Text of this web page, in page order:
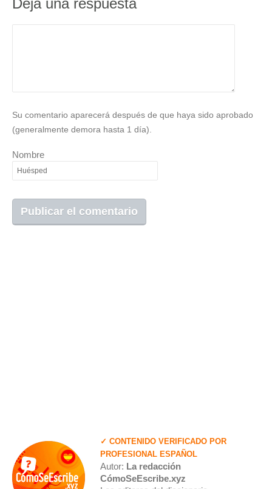
Deja una respuesta
Su comentario aparecerá después de que haya sido aprobado
(generalmente demora hasta 1 día).
Nombre
✓ CONTENIDO VERIFICADO POR
PROFESIONAL ESPAÑOL
Autor: La redacción
CómoSeEscribe.xyz